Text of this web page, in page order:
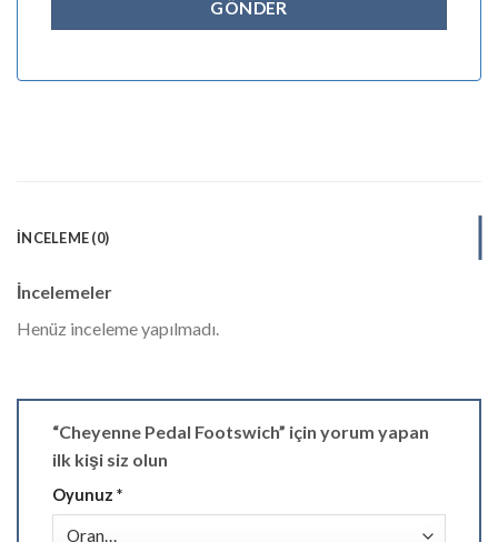
İNCELEME (0)
İncelemeler
Henüz inceleme yapılmadı.
“Cheyenne Pedal Footswich” için yorum yapan
ilk kişi siz olun
Oyunuz *